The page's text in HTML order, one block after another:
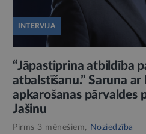
INTERVIJA
“Jāpastiprina atbildība
atbalstīšanu.” Saruna
apkarošanas pārvaldes
Jašinu
Pirms 3 mēnešiem, Noziedzība